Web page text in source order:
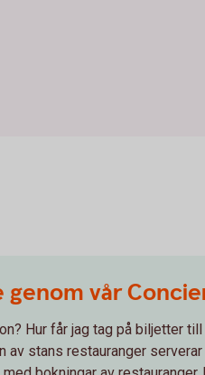
genom vår
Hur får jag tag på biljetter till
av stans restauranger serverar